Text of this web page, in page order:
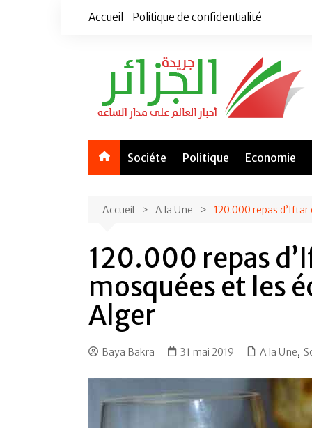
Accueil Politique de confidentialité
Sociéte Politique Economie
Accueil A la Une 120.000 repas
120.000 repas
mosquées et les
Alger
Baya Bakra 31 mai 2019 A la Une,